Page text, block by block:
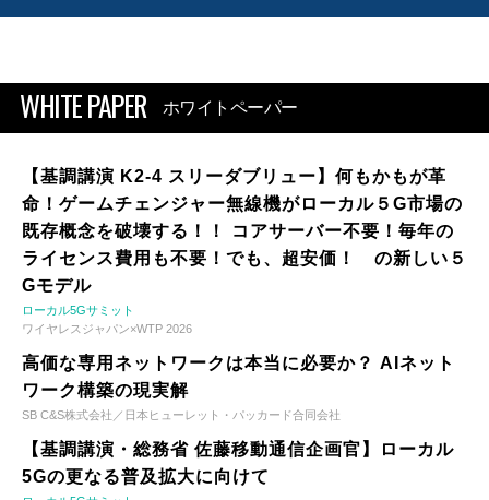
WHITE PAPER ホワイトペーパー
【基調講演 K2-4 スリーダブリュー】何もかもが革
命！ゲームチェンジャー無線機がローカル５G市場の
既存概念を破壊する！！ コアサーバー不要！毎年の
ライセンス費用も不要！でも、超安価！ の新しい５
Gモデル
ローカル5Gサミット
ワイヤレスジャパン×WTP 2026
高価な専用ネットワークは本当に必要か？ AIネット
ワーク構築の現実解
SB C&S株式会社／日本ヒューレット・パッカード合同会社
【基調講演・総務省 佐藤移動通信企画官】ローカル
5Gの更なる普及拡大に向けて